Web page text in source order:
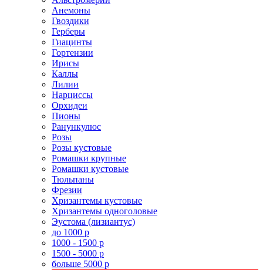
Анемоны
Гвоздики
Герберы
Гиацинты
Гортензии
Ирисы
Каллы
Лилии
Нарциссы
Орхидеи
Пионы
Ранункулюс
Розы
Розы кустовые
Ромашки крупные
Ромашки кустовые
Тюльпаны
Фрезии
Хризантемы кустовые
Хризантемы одноголовые
Эустома (лизиантус)
до 1000 р
1000 - 1500 р
1500 - 5000 р
больше 5000 р